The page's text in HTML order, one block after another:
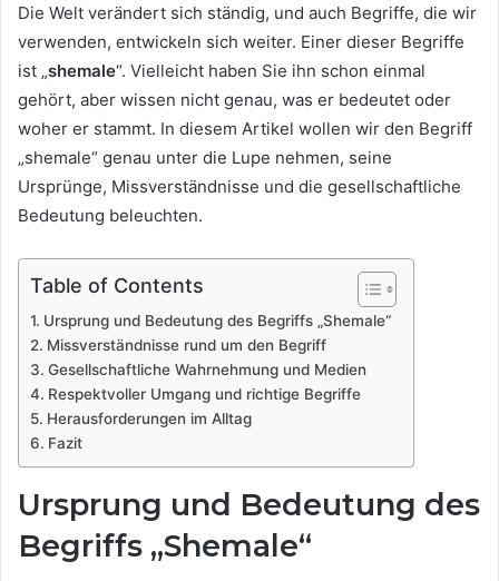
Die Welt verändert sich ständig, und auch Begriffe, die wir
verwenden, entwickeln sich weiter. Einer dieser Begriffe
ist „shemale“. Vielleicht haben Sie ihn schon einmal
gehört, aber wissen nicht genau, was er bedeutet oder
woher er stammt. In diesem Artikel wollen wir den Begriff
„shemale“ genau unter die Lupe nehmen, seine
Ursprünge, Missverständnisse und die gesellschaftliche
Bedeutung beleuchten.
Table of Contents
Ursprung und Bedeutung des Begriffs „Shemale“
Missverständnisse rund um den Begriff
Gesellschaftliche Wahrnehmung und Medien
Respektvoller Umgang und richtige Begriffe
Herausforderungen im Alltag
Fazit
Ursprung und Bedeutung des
Begriffs „Shemale“